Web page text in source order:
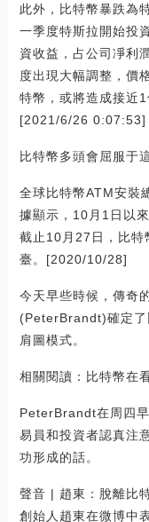
此外，比特幣暴跌為
一季度特斯拉開始投
資收益，占公司凈利
度出現大幅調整，價
特幣，或將造成接近
[2021/6/26 0:07:53]
比特幣多頭會屈服于
全球比特幣ATM安裝
據顯示，10月1日以
截止10月27日，比特
臺。[2020/10/28]
今天早些時候，傳奇
(PeterBrandt)確定了
肩圖模式。
相關閱讀：比特幣在
PeterBrandt在周四
易員和投資者認真注
功形成的話。
聲音 | 趙東：脫離比
創始人趙東在微博中